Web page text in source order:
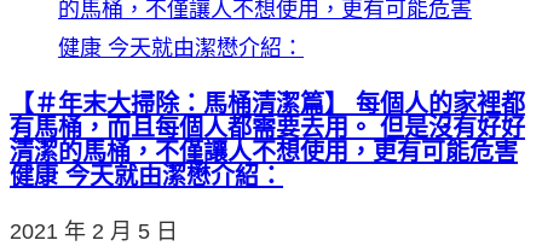
【＃年末大掃除：馬桶清潔篇】 每個人的家裡都
有馬桶，而且每個人都需要去用。 但是沒有好好
清潔的馬桶，不僅讓人不想使用，更有可能危害
健康 今天就由潔懋介紹：
2021 年 2 月 5 日